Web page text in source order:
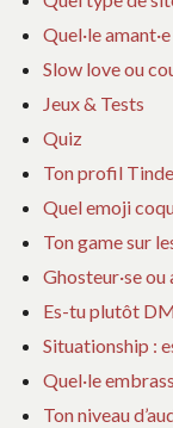
Quel·le
Slow love ou
Jeux & Tests
Quiz
Ton profil
Quel emoji
Ton game sur
Ghosteur·se ou
Es-tu plutôt
Situationship :
Quel·le
Ton niveau